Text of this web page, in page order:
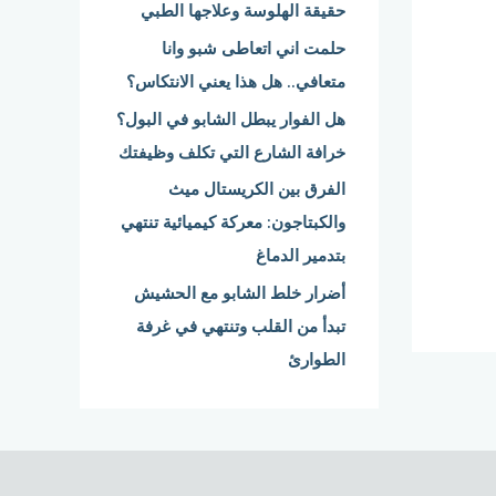
:
حقيقة الهلوسة وعلاجها الطبي
حلمت اني اتعاطى شبو وانا
متعافي.. هل هذا يعني الانتكاس؟
هل الفوار يبطل الشابو في البول؟
خرافة الشارع التي تكلف وظيفتك
الفرق بين الكريستال ميث
والكبتاجون: معركة كيميائية تنتهي
بتدمير الدماغ
أضرار خلط الشابو مع الحشيش
تبدأ من القلب وتنتهي في غرفة
الطوارئ